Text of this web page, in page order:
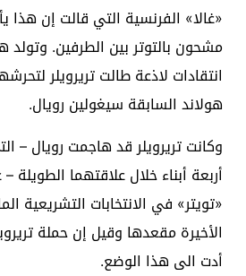
«غالا» الفرنسية التي قالت إن هذا
مشحون بالتوتر بين الطرفين. وتولد
انتقادات لاذعة طالت تريرويلر
هولاند السابقة سيغولين رويال.
وكانت تريرويلر قد هاجمت رويال –
أربعة أبناء خلال علاقتهما
«تويتر» في الانتخابات التشريعية
الأخيرة مقعدها وقيل إن حملة
أدت الى هذا الوضع.